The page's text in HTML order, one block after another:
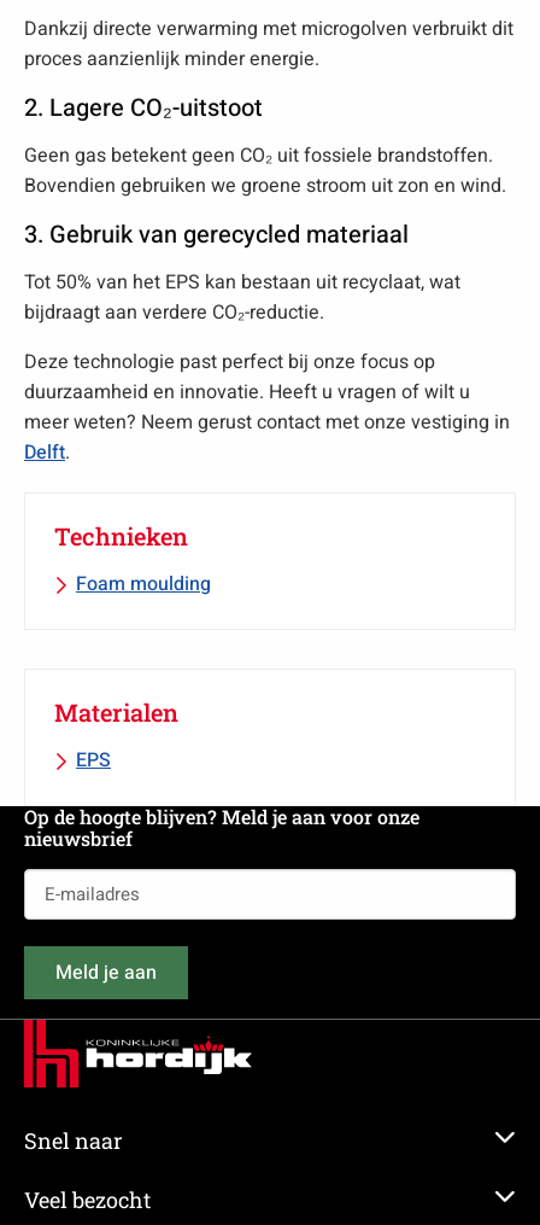
Dankzij directe verwarming met microgolven verbruikt dit
proces aanzienlijk minder energie.
2. Lagere CO₂-uitstoot
Geen gas betekent geen CO₂ uit fossiele brandstoffen.
Bovendien gebruiken we groene stroom uit zon en wind.
3. Gebruik van gerecycled materiaal
Tot 50% van het EPS kan bestaan uit recyclaat, wat
bijdraagt aan verdere CO₂-reductie.
Deze technologie past perfect bij onze focus op
duurzaamheid en innovatie. Heeft u vragen of wilt u
meer weten? Neem gerust contact met onze vestiging in
Delft.
Technieken
Foam moulding
Materialen
EPS
Op de hoogte blijven? Meld je aan voor onze
nieuwsbrief
mailadres
(Vereist)
Meld je aan
Snel naar
Veel bezocht